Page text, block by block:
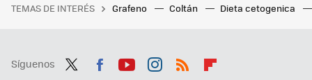
TEMAS DE INTERÉS Grafeno Coltán Dieta cetogenica
Síguenos